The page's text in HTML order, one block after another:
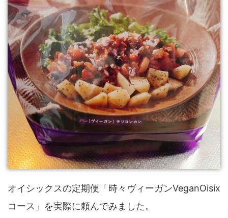
オイシックスの定期便「時々ヴィーガンVeganOisix
コース」を実際に頼んでみました。